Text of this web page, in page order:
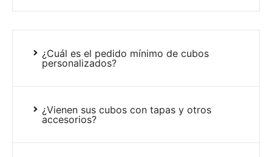
¿Cuál es el pedido mínimo de cubos
personalizados?
¿Vienen sus cubos con tapas y otros
accesorios?